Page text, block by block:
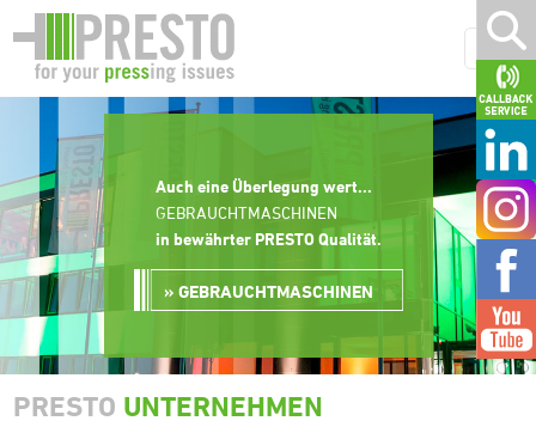
Auch eine Überlegung wert...
GEBRAUCHTMASCHINEN
in bewährter PRESTO Qualität.
GEBRAUCHTMASCHINEN
PRESTO UNTERNEHMEN